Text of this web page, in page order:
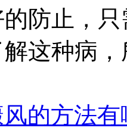
防止，
这种病
的方法有